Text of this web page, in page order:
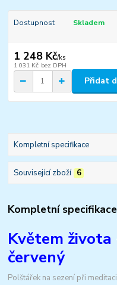
Dostupnost Skladem
1 248 Kč/ks
1 031 Kč bez DPH
Přidat
Kompletní specifikace
Související zboží 6
Kompletní specifikace
Květem
červený
Polštářek na sezení při